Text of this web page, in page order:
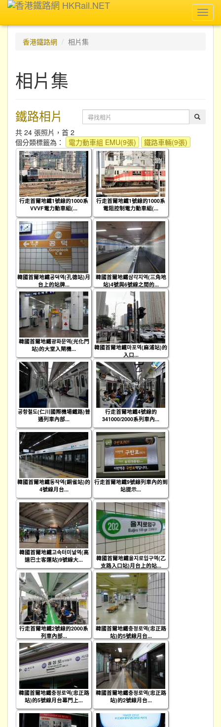
香港鐵路網
相片集
相片集
鐵路相片
共 24 張照片，首 2
個分類標籤為：
電力動車組 EMU(9張) 鐵路車輛(9張)
行走首爾地鐵1號線的1000系
VVVF電力動車組(...
行走首爾地鐵1號線的1000系
電阻控制電力動車組(...
韓國首爾地鐵공덕역(孔德站)月
台上的站牌...
韓國首爾地鐵삼각지역(三角地
站)4號與6號線之間的...
韓國首爾地鐵광화문역(光化門
站)的大堂入閘機...
韓國首爾地鐵마포역(麻浦站)的
入口...
공항철도(仁川國際機場鐵路)普
通列車內部...
行走首爾地鐵4號線的
341000/2000系列車內...
韓國首爾地鐵동작역(銅雀站)的
4號線月台...
行走首爾地鐵9號線列車內的到
站提示...
韓國首爾地鐵고속터미널역(高
速巴士客運站)9號線大...
韓國首爾地鐵을지로입구역(乙
支路入口站)月台上的站...
行走首爾地鐵2號線的2000系
列車內部...
韓國首爾地鐵충정로역(忠正路
站)的5號線月台...
韓國首爾地鐵충정로역(忠正路
站)的5號線月台幕門上...
韓國首爾地鐵충정로역(忠正路
站)的2號線月台...